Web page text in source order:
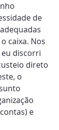
de
caixa. Nos
discorri
direto
o
e